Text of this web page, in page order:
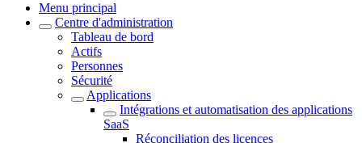
Menu principal
Centre d'administration
Tableau de bord
Actifs
Personnes
Sécurité
Applications
Intégrations et automatisation des applications
SaaS
Réconciliation des licences